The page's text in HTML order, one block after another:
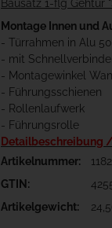
Bausatz 1-flg Gehtür
Montage Innen und
- Türrahmen in Alu
- mit
- Montagewinkel
- Führungsschienen
- Rollenlaufwerk
- Führungsrolle
Detailbeschreibung
Artikelnummer:
GTIN:
Artikelgewicht: